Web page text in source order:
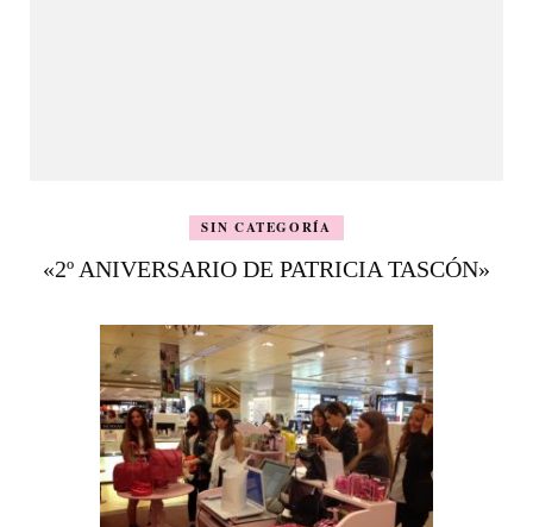
SIN CATEGORÍA
«2º ANIVERSARIO DE PATRICIA TASCÓN»